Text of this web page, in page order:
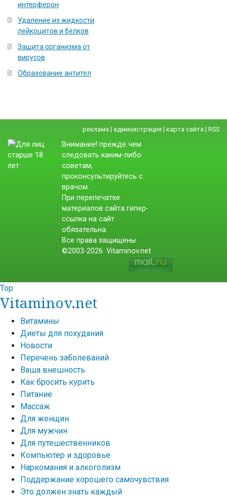
интерферон
Удаление из жидкости
лейкоцитов и белков
Защита организма от
вирусов
Образование антител
реклама | администрация | карта сайта | RSS
Внимание! прежде чем
следовать каким-либо
советам,
проконсультируйтесь с
врачом.
При перепечатке
материалов сайта гипер-
ссылка на сайт
обязательна.
Все права защищены
©2003-2026. Vitaminov.net
Top
Vitaminov.net
Витамины
Диеты для похудания
Новости
Перечень заболеваний
Ваша внешность
Как бросить курить
Питание
Массаж
Для женщин
Для мужчин
Для путешественников
Компьютер и здоровье
Наркомания и алкоголизм
Поддержание хорошего самочувствия
Это должен знать каждый